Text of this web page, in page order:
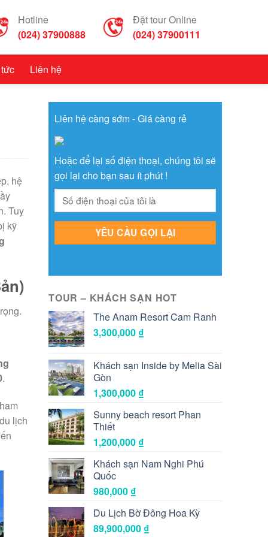
Hotline
(024) 37900888
Đặt tour Online
(024) 37900111
Liên hệ
hệ
Tuy
kỹ
.
lịch
Liên hệ càng sớm - Giá càng rẻ
Hoặc để lại số điện thoại, chúng tôi sẽ
gọi lại cho bạn sau ít phút !
TOUR – KHÁCH SẠN HOT
The Anam Resort Cam Ranh
3,300,000 ₫
Khách sạn Inside by Melia Sài
Gòn
1,300,000 ₫
Sunny beach resort Phan
Thiết
1,200,000 ₫
Khách sạn Nam Nghi Phú
Quốc
980,000 ₫
Du Lịch Bờ Đông Hoa Kỳ
89,900,000 ₫